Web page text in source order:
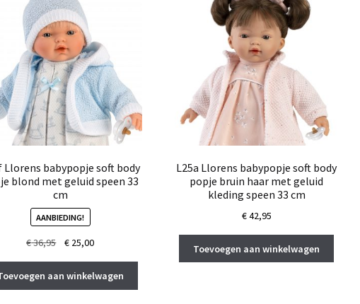
Llorens babypopje soft body
blond met geluid speen 33
cm
AANBIEDING!
€36,95
Oorspronkelijke
was:
€ 36,95.
€ 25,00Huidige
is:
€ 25,00.
aan winkelwagen
L25a Llorens babypopje soft body
popje bruin haar met geluid
kleding speen 33 cm
€42,95
Toevoegen aan winkelwagen